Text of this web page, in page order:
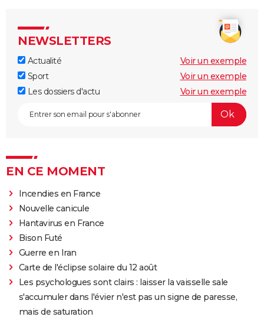
NEWSLETTERS
Actualité
Voir un exemple
Sport
Voir un exemple
Les dossiers d'actu
Voir un exemple
EN CE MOMENT
Incendies en France
Nouvelle canicule
Hantavirus en France
Bison Futé
Guerre en Iran
Carte de l'éclipse solaire du 12 août
Les psychologues sont clairs : laisser la vaisselle sale
s'accumuler dans l'évier n'est pas un signe de paresse,
mais de saturation